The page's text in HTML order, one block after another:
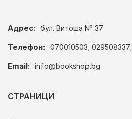
Адрес: бул. Витоша № 37
Телефон: 070010503; 029508337;
Email: info@bookshop.bg
СТРАНИЦИ